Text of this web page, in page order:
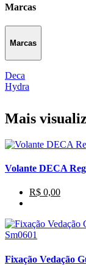
Marcas
Marcas
Deca
Hydra
Mais
Volante DECA
R$ 0,00
Fixação Vedação